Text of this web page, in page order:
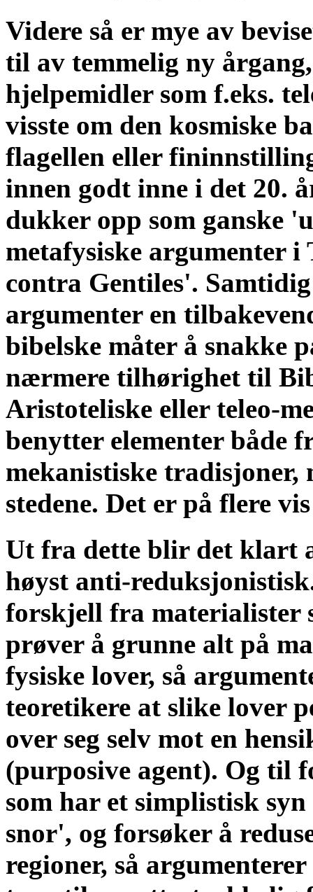
Videre så er mye av
til av temmelig ny
hjelpemidler som f.eks.
visste om den kosmiske
flagellen eller
innen godt inne i det 20.
dukker opp som ganske
metafysiske argumenter
contra Gentiles'.
argumenter en
bibelske måter å snakke
nærmere tilhørighet til
Aristoteliske eller teleo-
benytter elementer både
mekanistiske tradisjoner,
stedene. Det er på flere
Ut fra dette blir det klart
høyst anti-
forskjell fra materialister
prøver å grunne alt på
fysiske lover, så
teoretikere at slike lover
over seg selv mot en
(purposive agent). Og til
som har et simplistisk
snor', og forsøker å
regioner, så